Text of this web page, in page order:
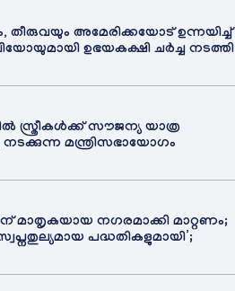
തീരുവയും അമേരിക്കയോട് ഉന്നയിച്ച്
ഉഭയകക്ഷി ചർച്ച നടത്തി
സൗജന്യ യാത്ര
മന്ത്രിസഭായോഗം
മാതൃകയായ നഗരമാക്കി മാറ്റണം;
പദ്ധതികളുമായി’;